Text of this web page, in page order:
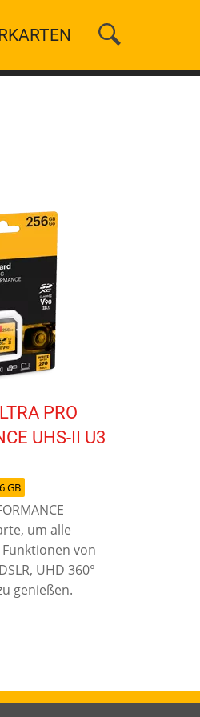
PRO
UHS-II U3
GB
um alle
von
UHD 360°
genießen.